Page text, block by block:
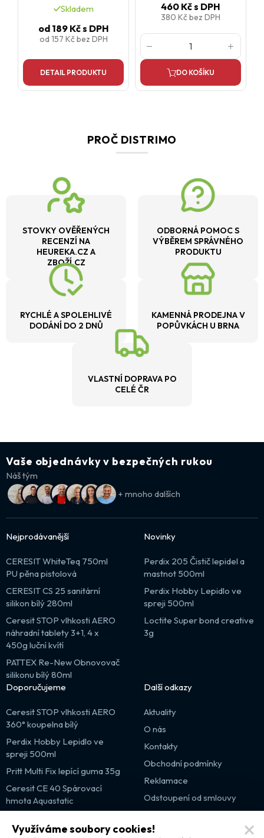
Skladem
od189 Kčs DPH
od 157 Kčbez DPH
DETAIL PRODUKTU
460 Kčs DPH
380 Kčbez DPH
DO KOŠÍKU
PROČ DISTRIMO
STOVKY OVĚŘENÝCH
RECENZÍ NA
HEUREKA.CZ A
ZBOŽÍ.CZ
ODBORNÁ POMOC S
VÝBĚREM SPRÁVNÉHO
PRODUKTU
RYCHLÉ A SPOLEHLIVÉ
DODÁNÍ DO 2 DNŮ
KAMENNÁ PRODEJNA V
POPŮVKÁCH U BRNA
VLASTNÍ DOPRAVA PO
CELÉ ČR
Vaše objednávky v bezpečných rukou
Náš tým
+ mnoho dalších
Nejprodávanější
CERESIT WhiteTeq 750ml
PU pěna pistolová
CERESIT CS 25 sanitární
silikon bílý 280ml
Ceresit STOP vlhkosti AERO
náhradní tablety 3+1, 4 x
450g luční kvítí
PATTEX Re-New Obnovovač
silikonu bílý 80ml
Novinky
Perdix 205 Čistič lepidel a
mastnot 500ml
Perdix Hobby Lepidlo ve
spreji 500ml
Loctite Super bond creative
3g
Doporučujeme
Ceresit STOP vlhkosti AERO
360° koupelna bílý
Perdix Hobby Lepidlo ve
spreji 500ml
Pritt Multi Fix lepící guma 35g
Ceresit CE 40 Spárovací
hmota Aquastatic
Další odkazy
Aktuality
O nás
Kontakty
Obchodní podmínky
Reklamace
Odstoupení od smlouvy
Výprodej
Využíváme soubory cookies!